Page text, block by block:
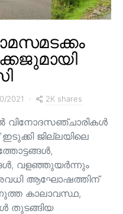
2021 2K shares
വിനോദസഞ്ചാരികൾ
ജില്ലയിലെ
വളഞ്ഞുയര്‍ന്നും
അവധി ആഘോഷത്തിന്
കാലാവസ്ഥ,
തുടങ്ങിയ